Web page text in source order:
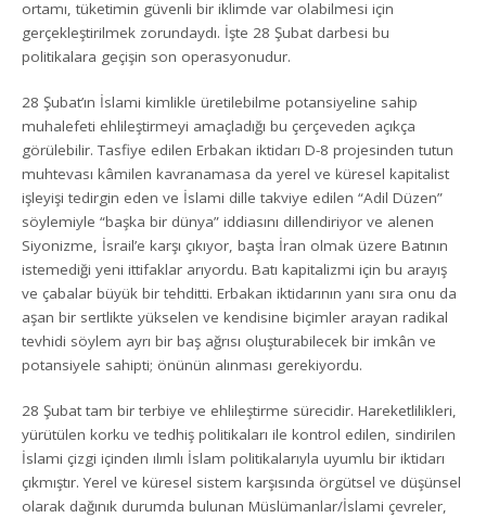
ortamı, tüketimin güvenli bir iklimde var olabilmesi için
gerçekleştirilmek zorundaydı. İşte 28 Şubat darbesi bu
politikalara geçişin son operasyonudur.
28 Şubat’ın İslami kimlikle üretilebilme potansiyeline sahip
muhalefeti ehlileştirmeyi amaçladığı bu çerçeveden açıkça
görülebilir. Tasfiye edilen Erbakan iktidarı D-8 projesinden tutun
muhtevası kâmilen kavranamasa da yerel ve küresel kapitalist
işleyişi tedirgin eden ve İslami dille takviye edilen “Adil Düzen”
söylemiyle “başka bir dünya” iddiasını dillendiriyor ve alenen
Siyonizme, İsrail’e karşı çıkıyor, başta İran olmak üzere Batının
istemediği yeni ittifaklar arıyordu. Batı kapitalizmi için bu arayış
ve çabalar büyük bir tehditti. Erbakan iktidarının yanı sıra onu da
aşan bir sertlikte yükselen ve kendisine biçimler arayan radikal
tevhidi söylem ayrı bir baş ağrısı oluşturabilecek bir imkân ve
potansiyele sahipti; önünün alınması gerekiyordu.
28 Şubat tam bir terbiye ve ehlileştirme sürecidir. Hareketlilikleri,
yürütülen korku ve tedhiş politikaları ile kontrol edilen, sindirilen
İslami çizgi içinden ılımlı İslam politikalarıyla uyumlu bir iktidarı
çıkmıştır. Yerel ve küresel sistem karşısında örgütsel ve düşünsel
olarak dağınık durumda bulunan Müslümanlar/İslami çevreler,